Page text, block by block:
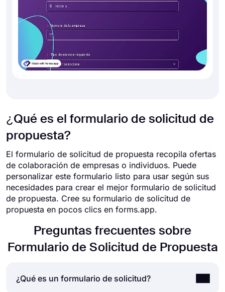
¿Qué es el formulario de solicitud de
propuesta?
El formulario de solicitud de propuesta recopila ofertas
de colaboración de empresas o individuos. Puede
personalizar este formulario listo para usar según sus
necesidades para crear el mejor formulario de solicitud
de propuesta. Cree su formulario de solicitud de
propuesta en pocos clics en forms.app.
Preguntas frecuentes sobre
Formulario de Solicitud de Propuesta
¿Qué es un formulario de solicitud?